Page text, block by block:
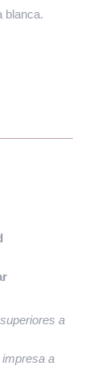
blanca.
a
impresa a